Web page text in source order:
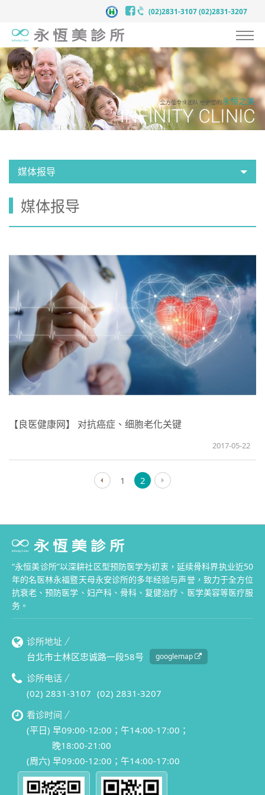
(02)2831-3107(02)2831-3207
认识永恒美
抗衰老预防医学
服务项目
医师团队
医疗新知
新闻中心
简体中文
媒体报导
媒体报导
【良医健康网】 对抗癌症、细胞老化关键
2017-05-22
1 2
“永恒美诊所”以深耕社区型预防医学为初衷，延续骨科界执业近50
年的名医林永福暨天母永安诊所的多年经验与声誉，致力于全方位
抗衰老、预防医学、妇产科、骨科、复健治疗、医学美容等医疗服
务。
诊所地址
台北市士林区忠诚路一段58号
googlemap
诊所电话
(02) 2831-3107 (02) 2831-3207
看诊时间
(平日) 早09:00-12:00；午14:00-17:00；
晚18:00-21:00
(周六) 早09:00-12:00；午14:00-17:00